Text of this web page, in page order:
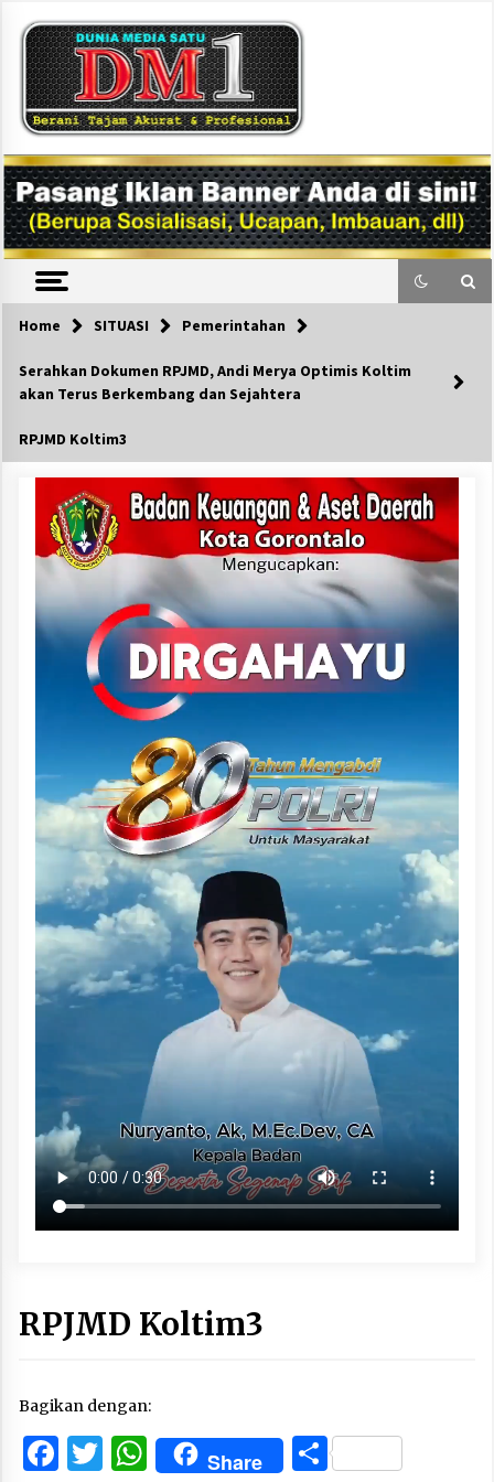
content
DM1
Home SITUASI Pemerintahan
Serahkan Dokumen RPJMD, Andi Merya Optimis Koltim
akan Terus Berkembang dan Sejahtera
RPJMD Koltim3
RPJMD Koltim3
Bagikan dengan:
Facebook
Twitter
WhatsApp
Share Share